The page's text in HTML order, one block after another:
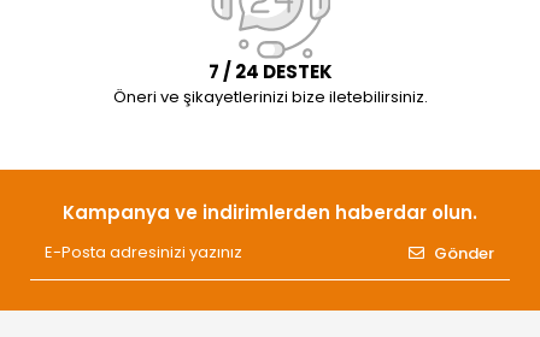
7 / 24 DESTEK
Öneri ve şikayetlerinizi bize iletebilirsiniz.
Kampanya ve indirimlerden haberdar olun.
Gönder